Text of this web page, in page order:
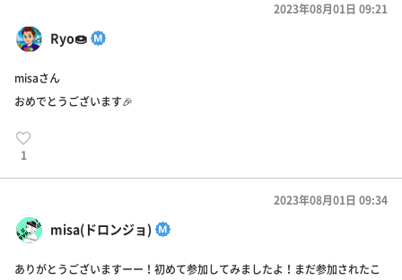
Ryo🍩
2023年08月01日 09:21
misaさん
おめでとうございます🎉
1
misa(ドロンジョ)
2023年08月01日 09:34
ありがとうございますーー！初めて参加してみましたよ！まだ参加されたこ